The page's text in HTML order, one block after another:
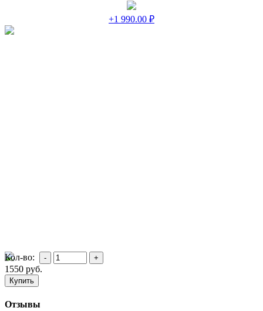
+1 990.00 ₽
Кол-во:
1550 руб.
Отзывы